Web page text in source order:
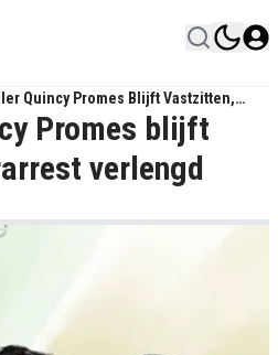
Quincy Promes Blijft Vastzitten,
Verlengd
Promes blijft
verlengd